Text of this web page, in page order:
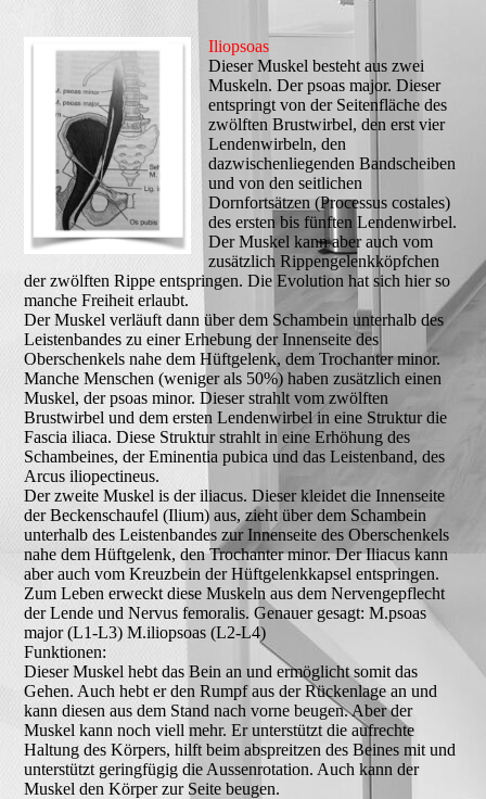
Iliopsoas
Dieser Muskel besteht aus zwei
Muskeln. Der psoas major. Dieser
entspringt von der Seitenfläche des
zwölften Brustwirbel, den erst vier
Lendenwirbeln, den
dazwischenliegenden Bandscheiben
und von den seitlichen
Dornfortsätzen (Processus costales)
des ersten bis fünften Lendenwirbel.
Der Muskel kann aber auch vom
zusätzlich Rippengelenkköpfchen
der zwölften Rippe entspringen. Die Evolution hat sich hier so
manche Freiheit erlaubt.
Der Muskel verläuft dann über dem Schambein unterhalb des
Leistenbandes zu einer Erhebung der Innenseite des
Oberschenkels nahe dem Hüftgelenk, dem Trochanter minor.
Manche Menschen (weniger als 50%) haben zusätzlich einen
Muskel, der psoas minor. Dieser strahlt vom zwölften
Brustwirbel und dem ersten Lendenwirbel in eine Struktur die
Fascia iliaca. Diese Struktur strahlt in eine Erhöhung des
Schambeines, der Eminentia pubica und das Leistenband, des
Arcus iliopectineus.
Der zweite Muskel is der iliacus. Dieser kleidet die Innenseite
der Beckenschaufel (Ilium) aus, zieht über dem Schambein
unterhalb des Leistenbandes zur Innenseite des Oberschenkels
nahe dem Hüftgelenk, den Trochanter minor. Der Iliacus kann
aber auch vom Kreuzbein der Hüftgelenkkapsel entspringen.
Zum Leben erweckt diese Muskeln aus dem Nervengepflecht
der Lende und Nervus femoralis. Genauer gesagt: M.psoas
major (L1-L3) M.iliopsoas (L2-L4)
Funktionen:
Dieser Muskel hebt das Bein an und ermöglicht somit das
Gehen. Auch hebt er den Rumpf aus der Rückenlage an und
kann diesen aus dem Stand nach vorne beugen. Aber der
Muskel kann noch viell mehr. Er unterstützt die aufrechte
Haltung des Körpers, hilft beim abspreitzen des Beines mit und
unterstützt geringfügig die Aussenrotation. Auch kann der
Muskel den Körper zur Seite beugen.